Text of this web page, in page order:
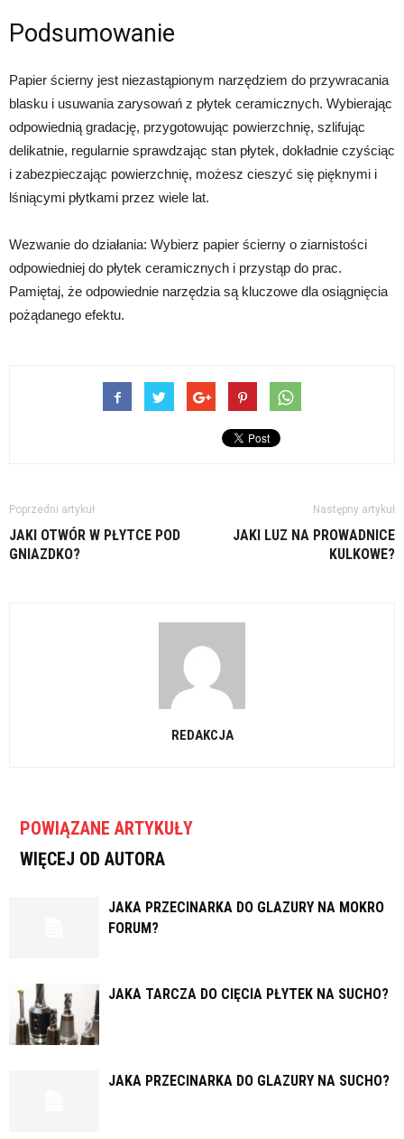
Podsumowanie
Papier ścierny jest niezastąpionym narzędziem do przywracania
blasku i usuwania zarysowań z płytek ceramicznych. Wybierając
odpowiednią gradację, przygotowując powierzchnię, szlifując
delikatnie, regularnie sprawdzając stan płytek, dokładnie czyściąc
i zabezpieczając powierzchnię, możesz cieszyć się pięknymi i
lśniącymi płytkami przez wiele lat.
Wezwanie do działania: Wybierz papier ścierny o ziarnistości
odpowiedniej do płytek ceramicznych i przystąp do prac.
Pamiętaj, że odpowiednie narzędzia są kluczowe dla osiągnięcia
pożądanego efektu.
Poprzedni artykuł
JAKI OTWÓR W PŁYTCE POD
GNIAZDKO?
Następny artykuł
JAKI LUZ NA PROWADNICE
KULKOWE?
REDAKCJA
POWIĄZANE ARTYKUŁY
WIĘCEJ OD AUTORA
JAKA PRZECINARKA DO GLAZURY NA MOKRO
FORUM?
JAKA TARCZA DO CIĘCIA PŁYTEK NA SUCHO?
JAKA PRZECINARKA DO GLAZURY NA SUCHO?